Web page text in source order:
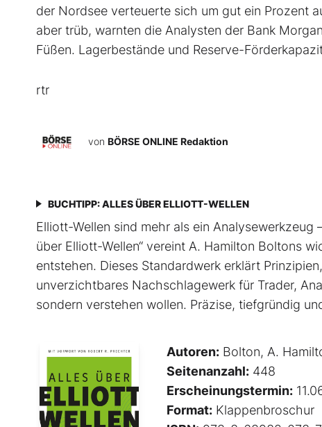
der Nordsee verteuerte sich um gut ein Prozent
aber trüb, warnten die Analysten der Bank
Füßen. Lagerbestände und Reserve-
rtr
von BÖRSE ONLINE Redaktion
BUCHTIPP: ALLES ÜBER ELLIOTT-WELLEN
Elliott-Wellen sind mehr als ein
über Elliott-Wellen“ vereint A. Hamilton Boltons
entstehen. Dieses Standardwerk erklärt
unverzichtbares Nachschlagewerk für Trader,
sondern verstehen wollen. Präzise, tiefgründig
Autoren: Bolton, A.
Seitenanzahl: 448
Erscheinungstermin:
Format: Klappenbroschur